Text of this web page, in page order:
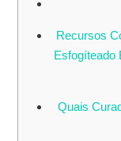
Recursos
Esfogíteado
Quais